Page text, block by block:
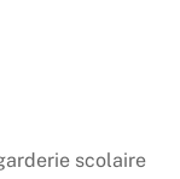
scolaire